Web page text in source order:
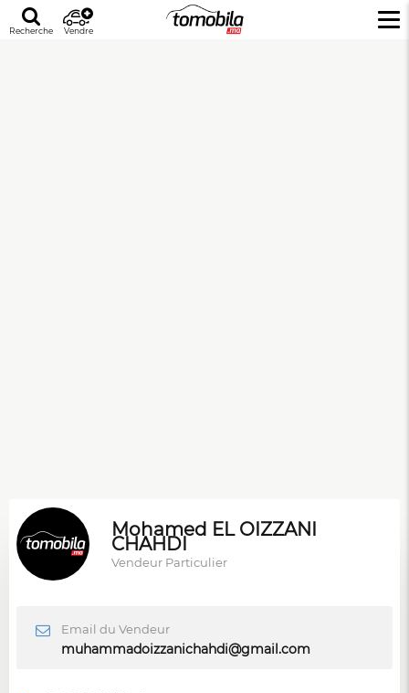
Recherche Vendre
Mohamed EL OIZZANI
CHAHDI
Vendeur Particulier
Email du Vendeur
muhammadoizzanichahdi@gmail.com